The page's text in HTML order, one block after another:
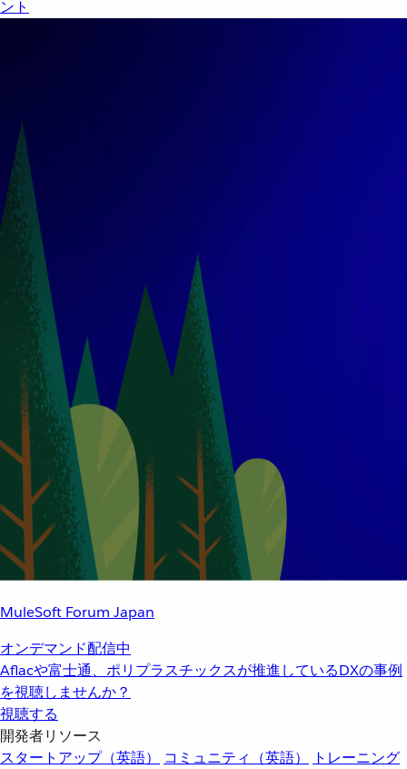
ント
MuleSoft Forum Japan
オンデマンド配信中
Aflacや富士通、ポリプラスチックスが推進しているDXの事例
を視聴しませんか？
視聴する
開発者リソース
スタートアップ（英語）
コミュニティ（英語）
トレーニング